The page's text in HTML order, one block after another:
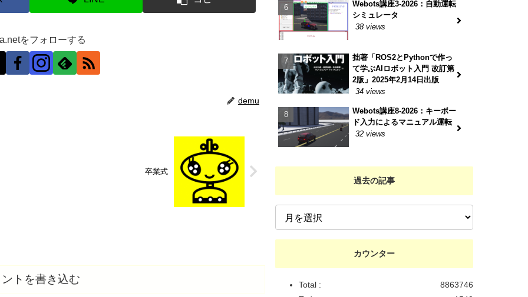
をフォローする
demu
卒業式
ントを書き込む
Webots講座3-2026：自動運転
シミュレータ
38 views
拙著「ROS2とPythonで作っ
て学ぶAIロボット入門 改訂第
2版」2025年2月14日出版
34 views
Webots講座8-2026：キーボー
ド入力によるマニュアル運転
32 views
過去の記事
カウンター
8863746
Total :